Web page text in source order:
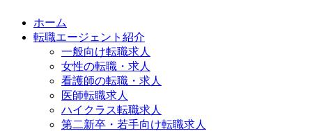
ホーム
転職エージェント紹介
一般向け転職求人
女性の転職・求人
看護師の転職・求人
医師転職求人
ハイクラス転職求人
第二新卒・若手向け転職求人